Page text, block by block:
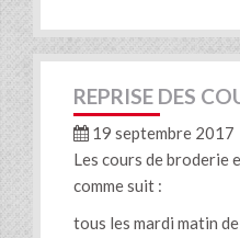
REPRISE DES
19 septembre 2017
Les cours de broderie
comme suit :
tous les mardi matin